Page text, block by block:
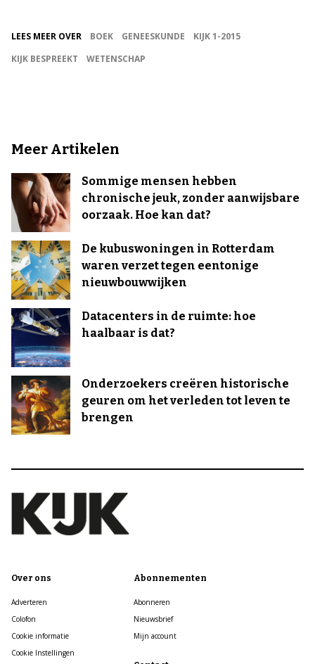
LEES MEER OVER BOEK GENEESKUNDE
KIJK 1-2015
KIJK BESPREEKT
WETENSCHAP
Meer Artikelen
Sommige mensen hebben
chronische jeuk, zonder aanwijsbare
oorzaak. Hoe kan dat?
De kubuswoningen in Rotterdam
waren verzet tegen eentonige
nieuwbouwwijken
Datacenters in de ruimte: hoe
haalbaar is dat?
Onderzoekers creëren historische
geuren om het verleden tot leven te
brengen
Over ons
Adverteren
Colofon
Cookie informatie
Cookie Instellingen
Abonnementen
Abonneren
Nieuwsbrief
Mijn account